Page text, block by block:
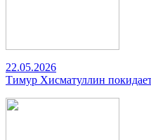
22.05.2026
Тимур Хисматуллин